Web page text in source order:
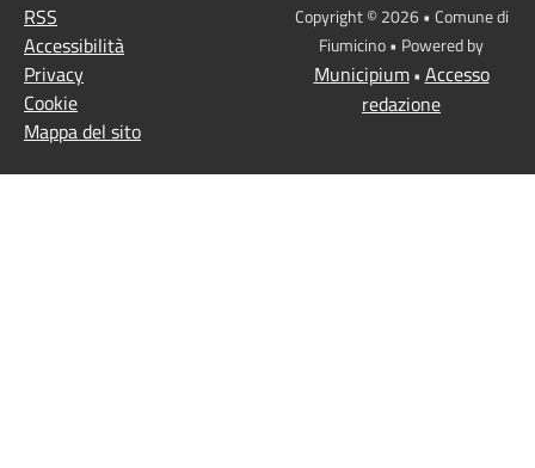
RSS
Accessibilità
Privacy
Cookie
Mappa del sito
Copyright © 2026 • Comune di
Fiumicino • Powered by
Municipium• Accesso
redazione